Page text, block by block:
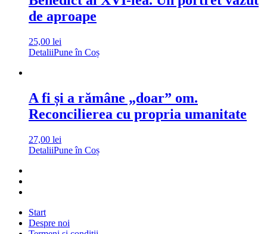
de aproape
25,00 lei
DetaliiPune în Coș
A fi și a rămâne „doar” om.
Reconcilierea cu propria umanitate
27,00 lei
DetaliiPune în Coș
Start
Despre noi